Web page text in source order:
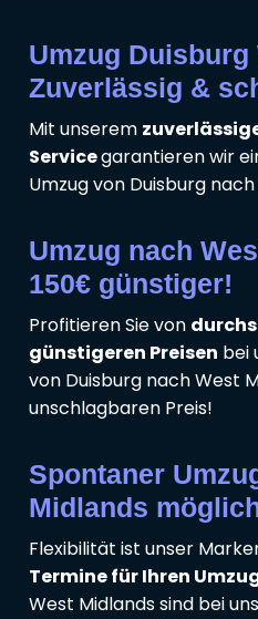
Umzug
Zuverlässig &
Mit unserem
Servicegarantieren wir
Umzug von Duisburg
Umzug nach
150€ günstiger!
Profitieren Sie von
günstigeren Preisen bei
von Duisburg nach West
unschlagbaren Preis!
Spontaner
Midlands
Flexibilität ist unser
Termine für Ihren
West Midlands sind bei